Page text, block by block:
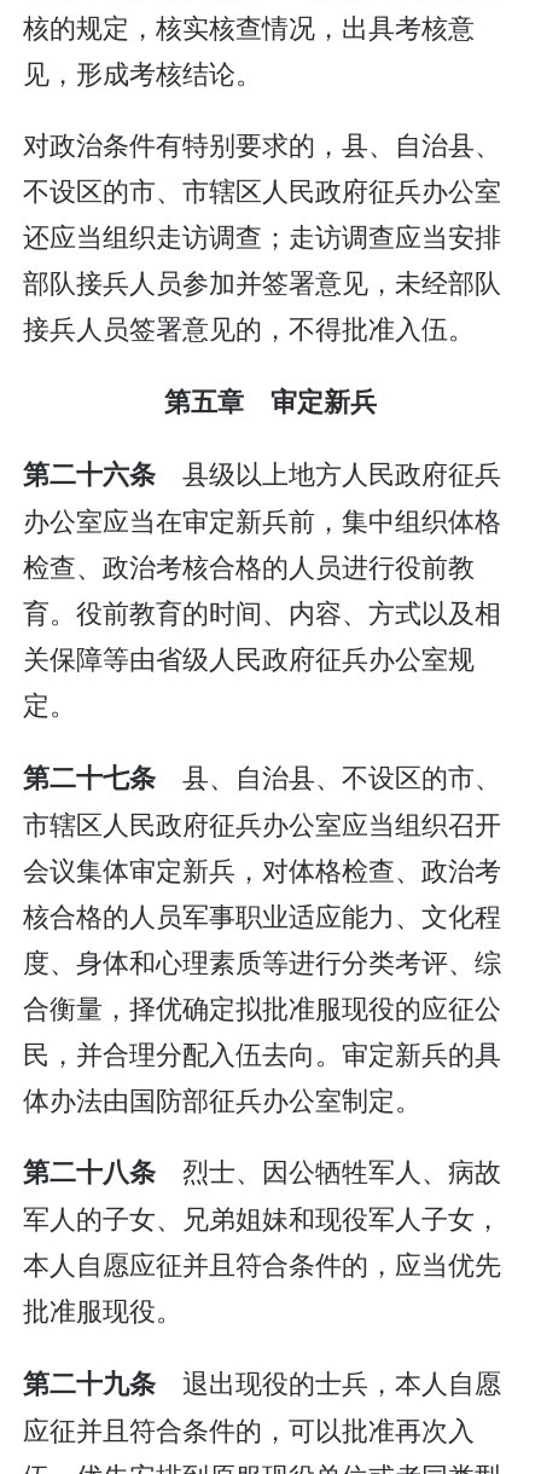
核的规定，核实核查情况，出具考核意
见，形成考核结论。
对政治条件有特别要求的，县、自治县、
不设区的市、市辖区人民政府征兵办公室
还应当组织走访调查；走访调查应当安排
部队接兵人员参加并签署意见，未经部队
接兵人员签署意见的，不得批准入伍。
第五章 审定新兵
第二十六条 县级以上地方人民政府征兵
办公室应当在审定新兵前，集中组织体格
检查、政治考核合格的人员进行役前教
育。役前教育的时间、内容、方式以及相
关保障等由省级人民政府征兵办公室规
定。
第二十七条 县、自治县、不设区的市、
市辖区人民政府征兵办公室应当组织召开
会议集体审定新兵，对体格检查、政治考
核合格的人员军事职业适应能力、文化程
度、身体和心理素质等进行分类考评、综
合衡量，择优确定拟批准服现役的应征公
民，并合理分配入伍去向。审定新兵的具
体办法由国防部征兵办公室制定。
第二十八条 烈士、因公牺牲军人、病故
军人的子女、兄弟姐妹和现役军人子女，
本人自愿应征并且符合条件的，应当优先
批准服现役。
第二十九条 退出现役的士兵，本人自愿
应征并且符合条件的，可以批准再次入